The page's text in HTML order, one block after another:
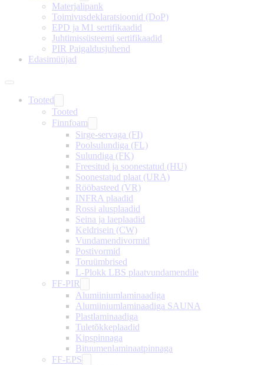
Materjalipank
Toimivusdeklaratsioonid (DoP)
EPD ja M1 sertifikaadid
Juhtimissüsteemi sertifikaadid
PIR Paigaldusjuhend
Edasimüüjad
Tooted
Tooted
Finnfoam
Sirge-servaga (FI)
Poolsulundiga (FL)
Sulundiga (FK)
Freesitud ja soonestatud (HU)
Soonestatud plaat (URA)
Rööbasteed (VR)
INFRA plaadid
Rossi alusplaadid
Seina ja laeplaadid
Keldrisein (CW)
Vundamendivormid
Postivormid
Toruümbrised
L-Plokk LBS plaatvundamendile
FF-PIR
Alumiiniumlaminaadiga
Alumiiniumlaminaadiga SAUNA
Plastlaminaadiga
Tuletõkkeplaadid
Kipspinnaga
Bituumenlaminaatpinnaga
FF-EPS